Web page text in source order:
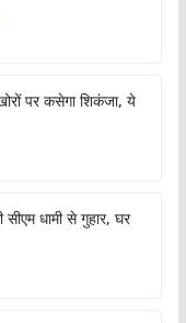
पर कसेगा शिकंजा, ये
धामी से गुहार, घर